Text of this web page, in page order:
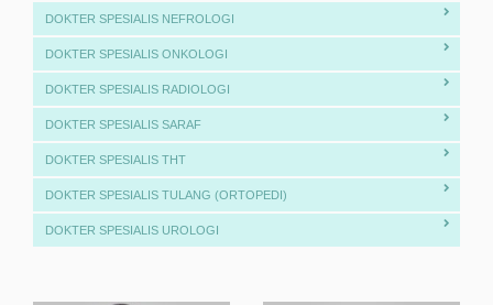
DOKTER SPESIALIS NEFROLOGI
DOKTER SPESIALIS ONKOLOGI
DOKTER SPESIALIS RADIOLOGI
DOKTER SPESIALIS SARAF
DOKTER SPESIALIS THT
DOKTER SPESIALIS TULANG (ORTOPEDI)
DOKTER SPESIALIS UROLOGI